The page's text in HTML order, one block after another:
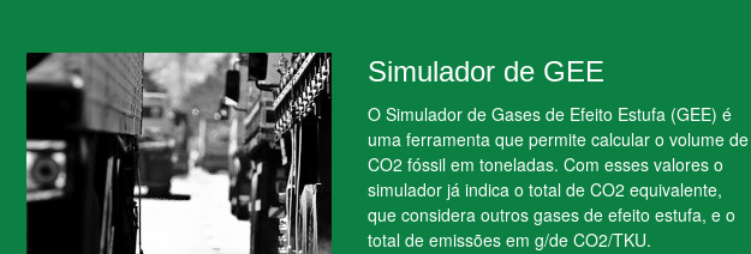
Simulador de GEE
O Simulador de Gases de Efeito Estufa (GEE) é
uma ferramenta que permite calcular o volume de
CO2 fóssil em toneladas. Com esses valores o
simulador já indica o total de CO2 equivalente,
que considera outros gases de efeito estufa, e o
total de emissões em g/de CO2/TKU.